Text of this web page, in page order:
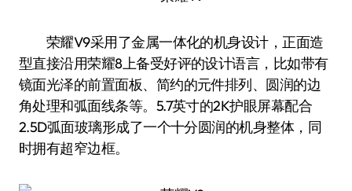
荣耀V9采用了金属一体化的机身设计，正面造
型直接沿用荣耀8上备受好评的设计语言，比如带有
镜面光泽的前置面板、简约的元件排列、圆润的边
角处理和弧面线条等。5.7英寸的2K护眼屏幕配合
2.5D弧面玻璃形成了一个十分圆润的机身整体，同
时拥有超窄边框。